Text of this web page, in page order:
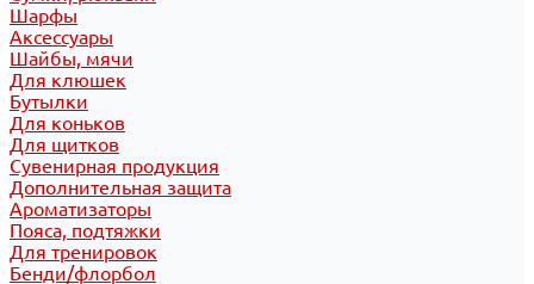
Шарфы
Аксессуары
Шайбы, мячи
Для клюшек
Бутылки
Для коньков
Для щитков
Сувенирная продукция
Дополнительная защита
Ароматизаторы
Пояса, подтяжки
Для тренировок
Бенди/флорбол